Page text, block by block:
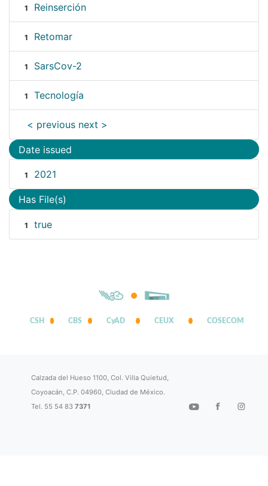
1 Reinserción
1 Retomar
1 SarsCov-2
1 Tecnología
< previous next >
Date issued
1 2021
Has File(s)
1 true
CSH CBS CyAD CEUX COSECOM
Calzada del Hueso 1100, Col. Villa Quietud,
Coyoacán, C.P. 04960, Ciudad de México.
Tel. 55 54 837371